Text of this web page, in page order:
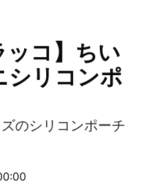
ッコ】ちい
シリコンポ
のシリコンポーチ